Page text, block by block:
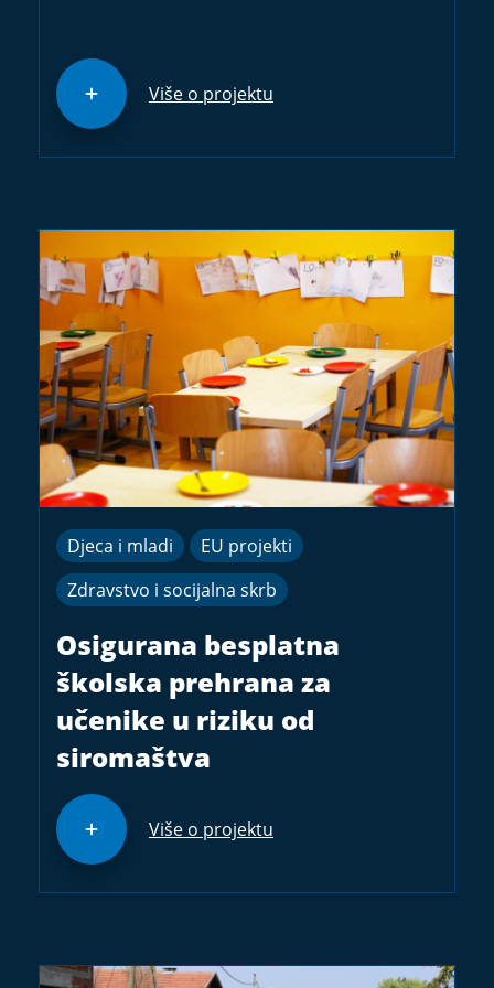
Više o projektu
Djeca i mladi
EU projekti
Zdravstvo i socijalna skrb
Osigurana besplatna
školska prehrana za
učenike u riziku od
siromaštva
Više o projektu